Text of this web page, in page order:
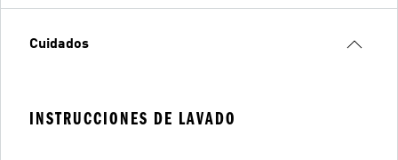
Cuidados
INSTRUCCIONES DE LAVADO